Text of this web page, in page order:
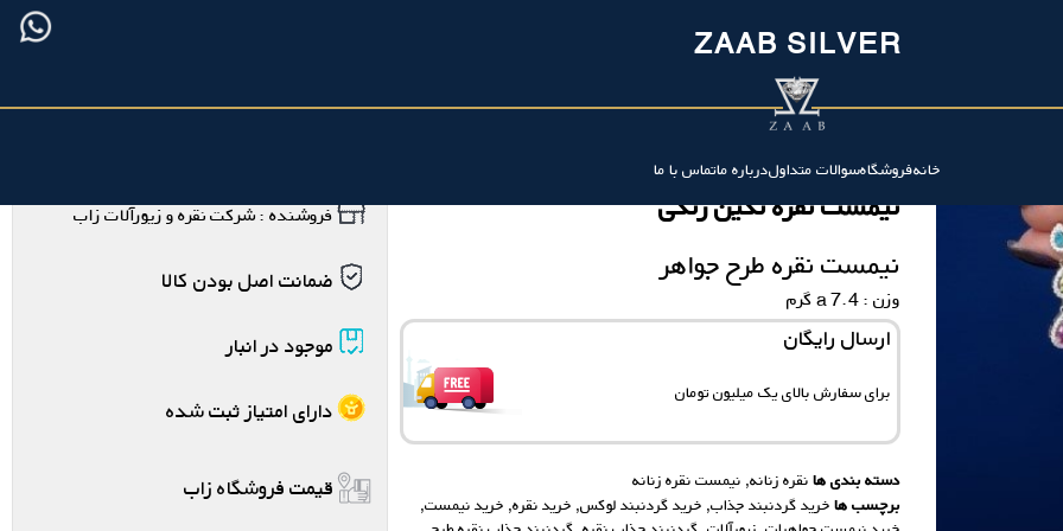
ZAAB SILVER
خانهفروشگاهسوالات متداولدرباره ماتماس با ما
نیمست نقره نگين رنگى
نیمست نقره طرح جواهر
وزن : 7.4 a گرم
ارسال رایگان
برای سفارش‌ بالای یک میلیون تومان
دسته بندی ها نقره زنانه, نیمست نقره زنانه
برچسب ها خرید گردنبند جذاب, خرید گردنبند لوکس, خرید نقره, خرید نیمست,
فروشنده : شرکت نقره و زیورآلات زاب
ضمانت اصل بودن کالا
موجود در انبار
دارای امتیاز ثبت شده
قیمت فروشگاه زاب